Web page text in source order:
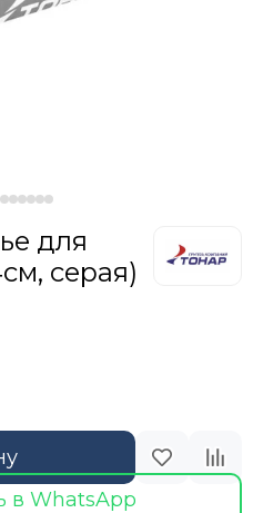
для
серая)
в WhatsApp